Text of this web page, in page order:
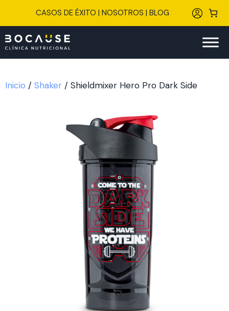
CASOS DE ÉXITO | NOSOTROS | BLOG
Inicio / Shaker / Shieldmixer Hero Pro Dark Side